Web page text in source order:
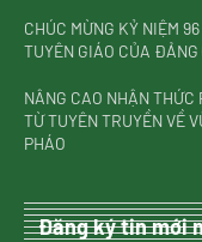
CHÚC MỪNG KỶ NIỆM
TUYÊN GIÁO CỦA
NÂNG CAO NHẬN
TỪ TUYÊN TRUYỀN VỀ
PHÁO
Đăng ký tin mới